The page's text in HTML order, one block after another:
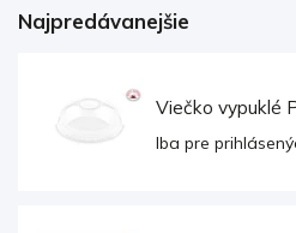
Najpredávanejšie
Viečko vypuklé
Iba pre